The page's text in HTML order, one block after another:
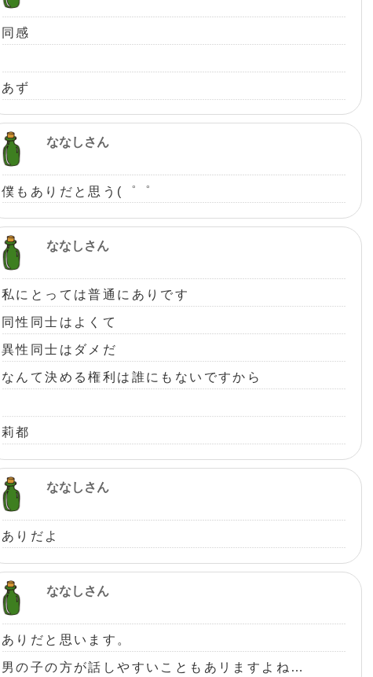
同感
あず
ななしさん
僕もありだと思う(゜゜
ななしさん
私にとっては普通にありです
同性同士はよくて
異性同士はダメだ
なんて決める権利は誰にもないですから
莉都
ななしさん
ありだよ
ななしさん
ありだと思います。
男の子の方が話しやすいこともあリますよね…